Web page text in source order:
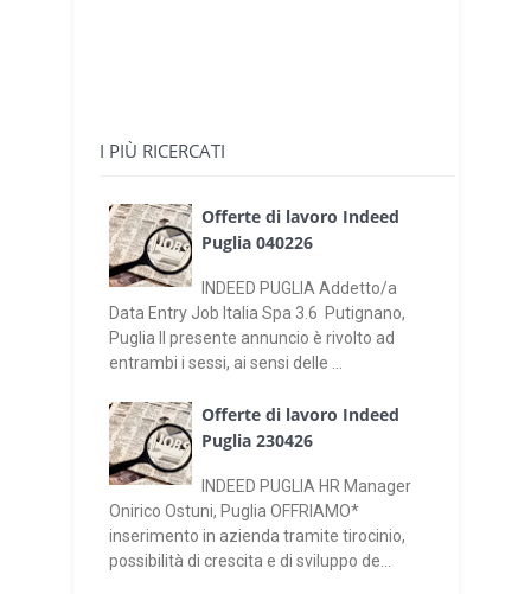
I PIÙ RICERCATI
Offerte di lavoro Indeed
Puglia 040226
INDEED PUGLIA Addetto/a
Data Entry Job Italia Spa 3.6 Putignano,
Puglia Il presente annuncio è rivolto ad
entrambi i sessi, ai sensi delle ...
Offerte di lavoro Indeed
Puglia 230426
INDEED PUGLIA HR Manager
Onirico Ostuni, Puglia OFFRIAMO*
inserimento in azienda tramite tirocinio,
possibilità di crescita e di sviluppo de...